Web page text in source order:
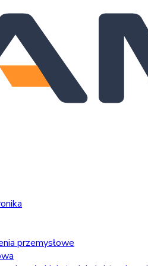
przemysłowe